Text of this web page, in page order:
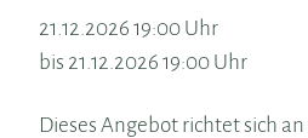
21.12.2026 19:00 Uhr
bis 21.12.2026 19:00 Uhr
Dieses Angebot richtet sich